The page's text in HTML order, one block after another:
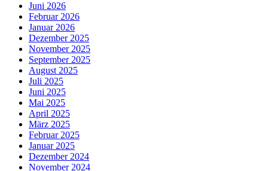
Juni 2026
Februar 2026
Januar 2026
Dezember 2025
November 2025
September 2025
August 2025
Juli 2025
Juni 2025
Mai 2025
April 2025
März 2025
Februar 2025
Januar 2025
Dezember 2024
November 2024